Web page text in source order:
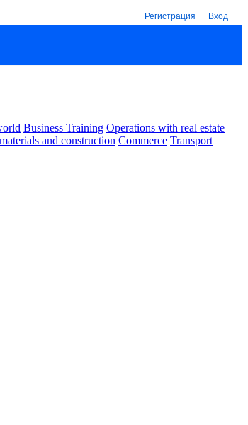
Регистрация Вход
Business Training Operations with real estate
and construction Commerce Transport